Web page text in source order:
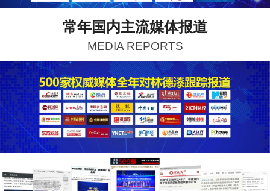
常年国内主流媒体报道
MEDIA REPORTS